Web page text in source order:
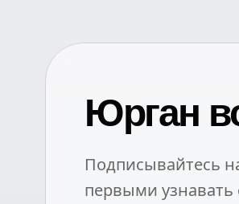
Юрган
Подписывайтесь
первыми узнавать